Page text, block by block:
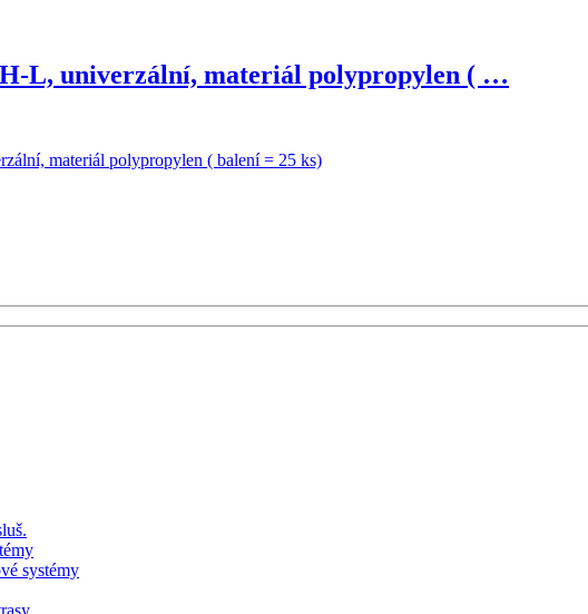
L, univerzální, materiál polypropylen ( …
systémy